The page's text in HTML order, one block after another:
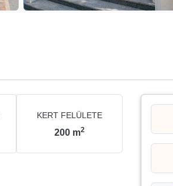
KERT FELÜLETE
200 m2